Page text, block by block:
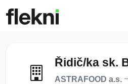
Řidič/ka sk.
ASTRAFOOD a.s.